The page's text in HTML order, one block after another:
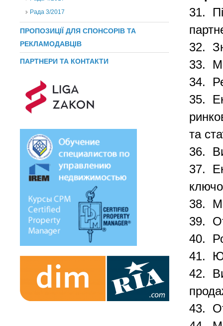
Рада 3/2017
ПРОПОЗИЦІЇ ДЛЯ СПОНСОРІВ ТА
РЕКЛАМОДАВЦІВ
ПАРТНЕРИ ТА КОНТАКТИ
31.
32.
33.
34.
35.
та
36.
37.
38.
39.
40.
41.
42.
43.